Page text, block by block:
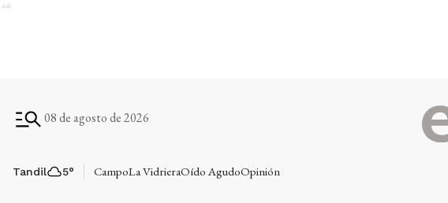
Ads
08 de agosto de 2026
Tandil 5° CampoLa VidrieraOído AgudoOpinión